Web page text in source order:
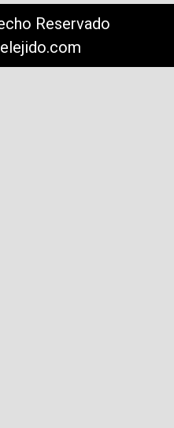
Reservado